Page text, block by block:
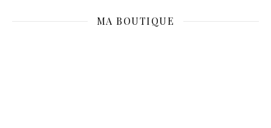
MA BOUTIQUE